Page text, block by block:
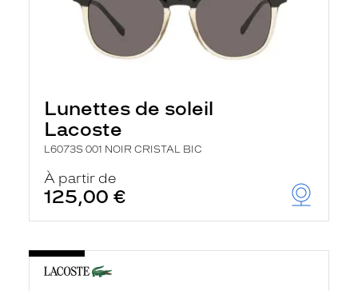
Lunettes de soleil
Lacoste
L6073S 001 NOIR CRISTAL BIC
À partir de
125,00 €